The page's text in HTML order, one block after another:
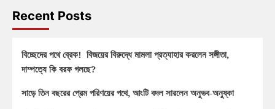
Recent Posts
বিচ্ছেদের পথে ব্রেক! বিজয়ের বিরুদ্ধে মামলা প্রত্যাহার করলেন সঙ্গীতা,
দাম্পত্যে কি বরফ গলছে?
সাড়ে তিন বছরের প্রেম পরিণয়ের পথে, আংটি বদল সারলেন অনুভব-অনুষ্কা